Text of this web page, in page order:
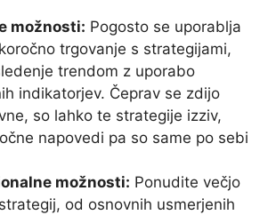
možnosti: Pogosto se uporablja
trgovanje s strategijami,
trendom z uporabo
indikatorjev. Čeprav se zdijo
so lahko te strategije izziv,
napovedi pa so same po sebi
možnosti: Ponudite večjo
od osnovnih usmerjenih